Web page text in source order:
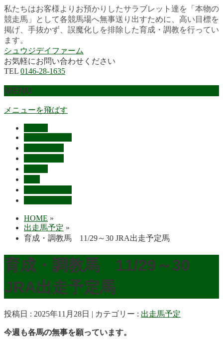
私たちはお客様よりお預かりしたサラブレット達を「本物の
競走馬」として各競馬場へ無事送り出すために、高い目標を
掲げ、手抜かず、誤魔化しを排除した育成・調教を行ってい
ます。
シュウジデイファーム
お気軽にお問い合わせください
TEL 0146-28-1635
MENU
メニューを飛ばす
HOME »
出走馬予定 »
育成・調教馬 11/29～30 JRA出走予定馬
育成・調教馬 11/29～30
JRA出走予定馬
投稿日 : 2025年11月28日 カテゴリー : 出走馬予定
今週も各馬の無事を願っています。